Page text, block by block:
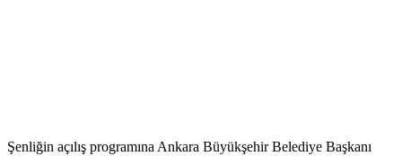
Şenliğin açılış programına Ankara Büyükşehir Belediye Başkanı